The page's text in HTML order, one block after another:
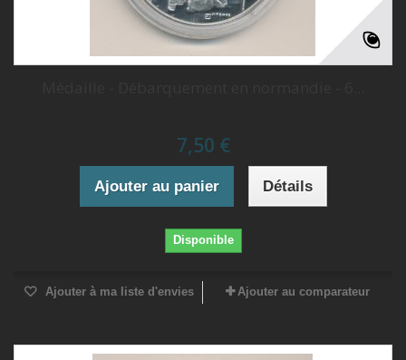
7,50 €
Ajouter au panier Détails
Disponible
Ajouter à ma liste d'envies Ajouter au comparateur